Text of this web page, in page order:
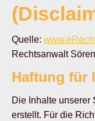
Quelle:
Rechtsanwalt
Haftung für
Die Inhalte unserer
erstellt. Für die